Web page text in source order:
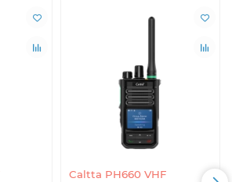
Caltta PH660 VHF